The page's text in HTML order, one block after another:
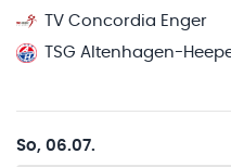
TV Concordia Enger
TSG Altenhagen-
So, 06.07.